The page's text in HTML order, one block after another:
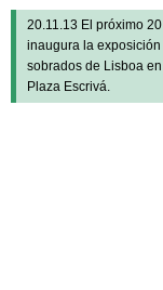
20.11.13 El próximo
inaugura la
sobrados de Lisboa
Plaza Escrivá.